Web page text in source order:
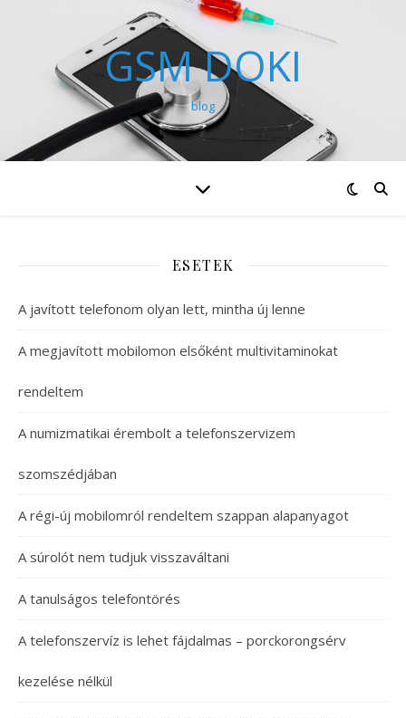
GSM DOKI
blog
ESETEK
A javított telefonom olyan lett, mintha új lenne
A megjavított mobilomon elsőként multivitaminokat
rendeltem
A numizmatikai érembolt a telefonszervizem
szomszédjában
A régi-új mobilomról rendeltem szappan alapanyagot
A súrolót nem tudjuk visszaváltani
A tanulságos telefontörés
A telefonszervíz is lehet fájdalmas – porckorongsérv
kezelése nélkül